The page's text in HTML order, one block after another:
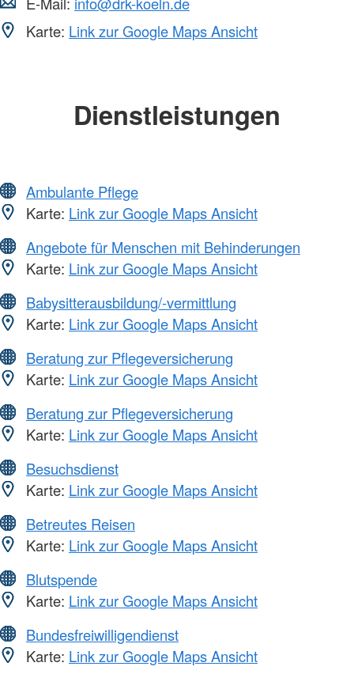
Karte: Link zur Google Maps Ansicht
Dienstleistungen
Ambulante Pflege
Karte: Link zur Google Maps Ansicht
Angebote für Menschen mit Behinderungen
Karte: Link zur Google Maps Ansicht
Babysitterausbildung/-vermittlung
Karte: Link zur Google Maps Ansicht
Beratung zur Pflegeversicherung
Karte: Link zur Google Maps Ansicht
Beratung zur Pflegeversicherung
Karte: Link zur Google Maps Ansicht
Besuchsdienst
Karte: Link zur Google Maps Ansicht
Betreutes Reisen
Karte: Link zur Google Maps Ansicht
Blutspende
Karte: Link zur Google Maps Ansicht
Bundesfreiwilligendienst
Karte: Link zur Google Maps Ansicht